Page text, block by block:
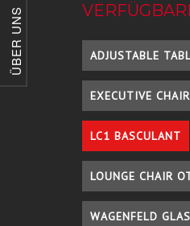
ÜBER UNS ADJUSTABLE
EXECUTIVE CHAIR
LC1 BASCULANT
LOUNGE CHAIR
WAGENFELD